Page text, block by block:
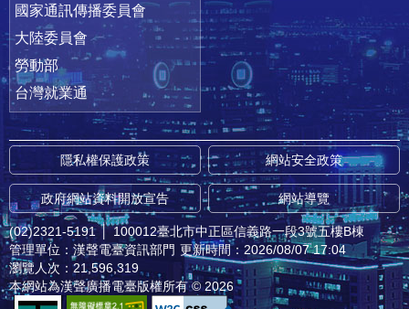
國家通訊傳播委員會
大陸委員會
勞動部
台灣就業通
隱私權保護政策 網站安全政策
政府網站資料開放宣告 網站導覽
(02)2321-5191 │ 100012臺北市中正區信義路一段3號五樓B棟
管理單位：漢聲電臺資訊部門 更新時間：2026/08/07 17:04
瀏覽人次：21,596,319
本網站為漢聲廣播電臺版權所有 © 2026